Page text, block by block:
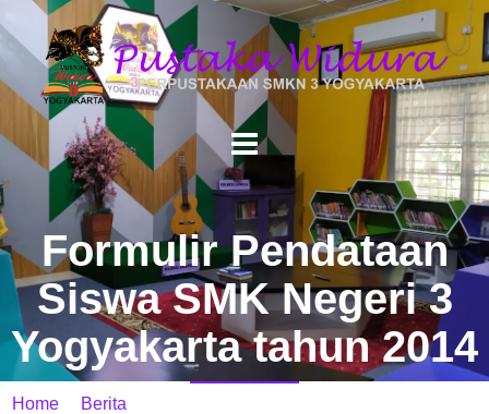
Formulir Pendataan
Siswa SMK Negeri 3
Yogyakarta tahun 2014
Home Berita